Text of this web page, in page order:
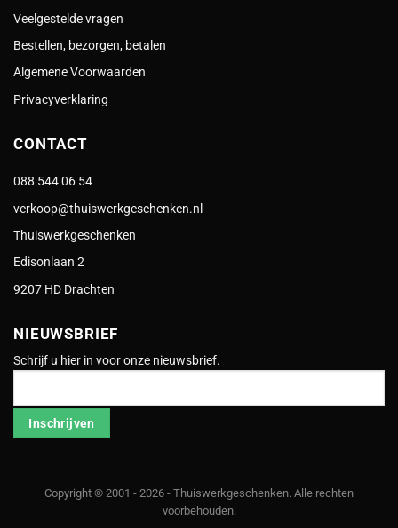
Veelgestelde vragen
Bestellen, bezorgen, betalen
Algemene Voorwaarden
Privacyverklaring
CONTACT
088 544 06 54
verkoop@thuiswerkgeschenken.nl
Thuiswerkgeschenken
Edisonlaan 2
9207 HD Drachten
NIEUWSBRIEF
Schrijf u hier in voor onze nieuwsbrief.
Inschrijven
Copyright © 2001 - 2026 - Thuiswerkgeschenken. Alle rechten
voorbehouden.